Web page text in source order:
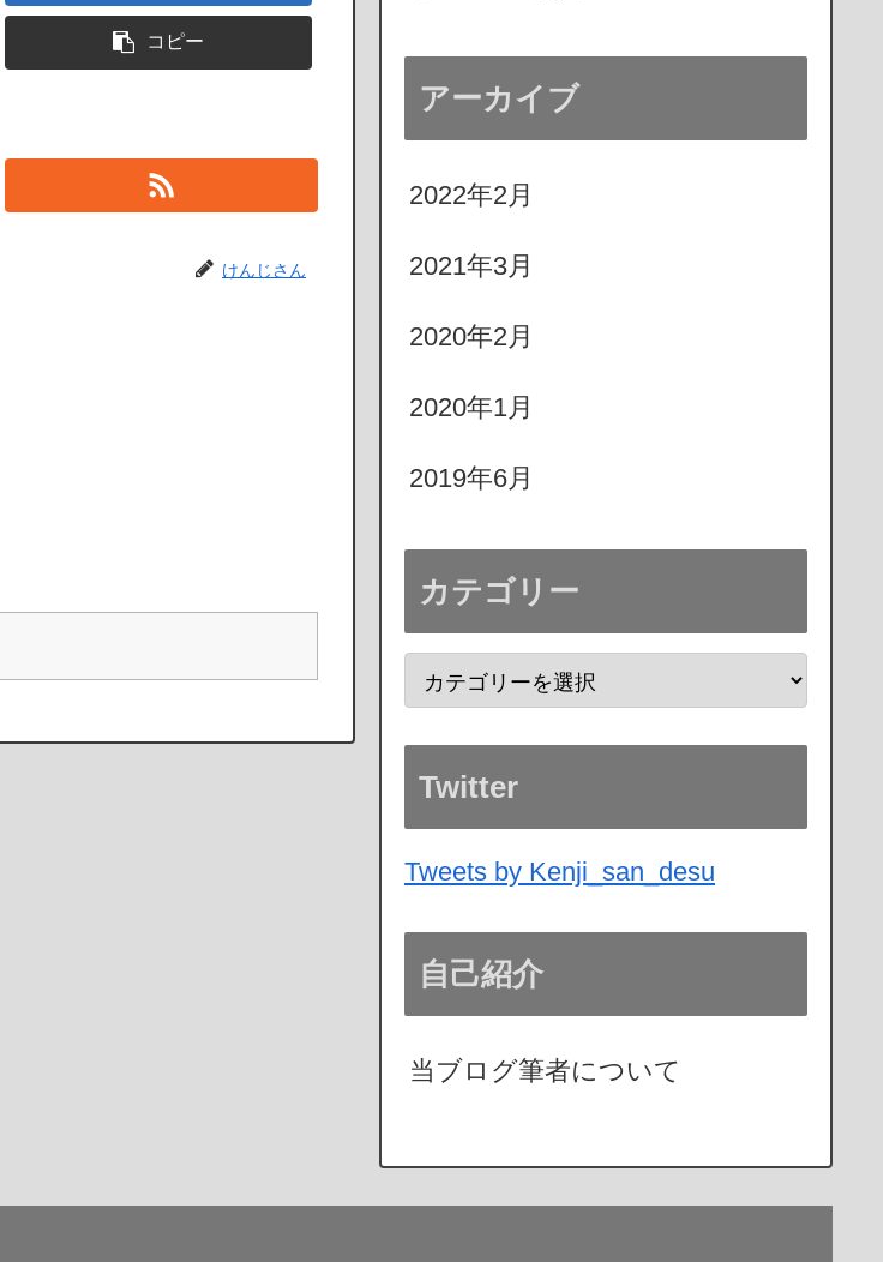
コピー
けんじさん
アーカイブ
2022年2月
2021年3月
2020年2月
2020年1月
2019年6月
カテゴリー
Twitter
Tweets by Kenji_san_desu
自己紹介
当ブログ筆者について